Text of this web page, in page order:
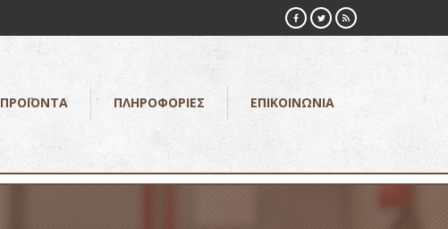
ΠΡΟΪΟΝΤΑ ΠΛΗΡΟΦΟΡΙΕΣ ΕΠΙΚΟΙΝΩΝΙΑ